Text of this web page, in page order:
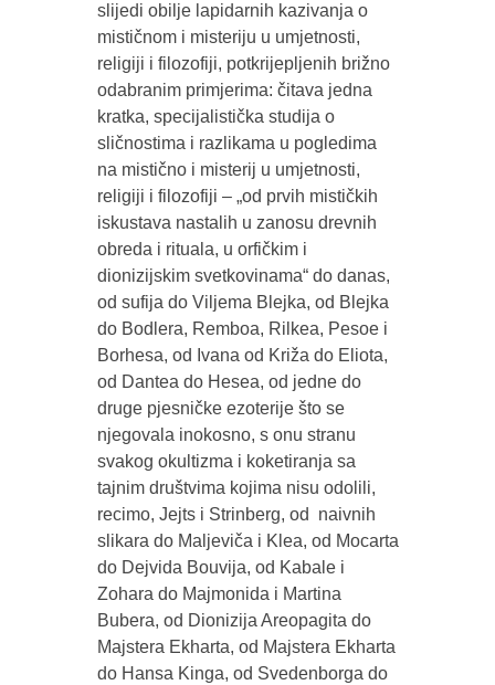
slijedi obilje lapidarnih kazivanja o
mističnom i misteriju u umjetnosti,
religiji i filozofiji, potkrijepljenih brižno
odabranim primjerima: čitava jedna
kratka, specijalistička studija o
sličnostima i razlikama u pogledima
na mistično i misterij u umjetnosti,
religiji i filozofiji – „od prvih mističkih
iskustava nastalih u zanosu drevnih
obreda i rituala, u orfičkim i
dionizijskim svetkovinama“ do danas,
od sufija do Viljema Blejka, od Blejka
do Bodlera, Remboa, Rilkea, Pesoe i
Borhesa, od Ivana od Križa do Eliota,
od Dantea do Hesea, od jedne do
druge pjesničke ezoterije što se
njegovala inokosno, s onu stranu
svakog okultizma i koketiranja sa
tajnim društvima kojima nisu odolili,
recimo, Jejts i Strinberg, od naivnih
slikara do Maljeviča i Klea, od Mocarta
do Dejvida Bouvija, od Kabale i
Zohara do Majmonida i Martina
Bubera, od Dionizija Areopagita do
Majstera Ekharta, od Majstera Ekharta
do Hansa Kinga, od Svedenborga do